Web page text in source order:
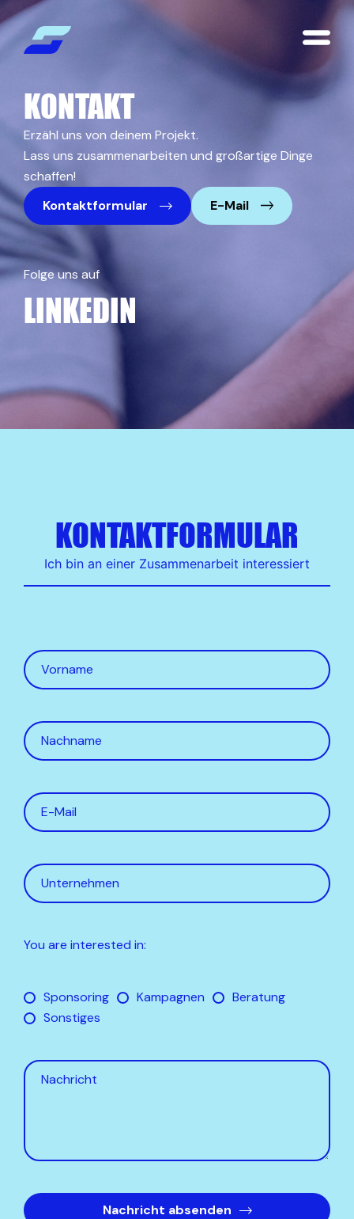
KONTAKT
Erzähl uns von deinem Projekt.
Lass uns zusammenarbeiten und großartige Dinge
schaffen!
Kontaktformular
E-Mail
Folge uns auf
LINKEDIN
KONTAKTFORMULAR
Ich bin an einer Zusammenarbeit interessiert
You are interested in:
Sponsoring Kampagnen
Beratung
Sonstiges
Nachricht absenden